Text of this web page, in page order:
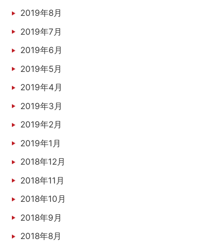
2019年8月
2019年7月
2019年6月
2019年5月
2019年4月
2019年3月
2019年2月
2019年1月
2018年12月
2018年11月
2018年10月
2018年9月
2018年8月